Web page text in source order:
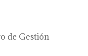
de Gestión